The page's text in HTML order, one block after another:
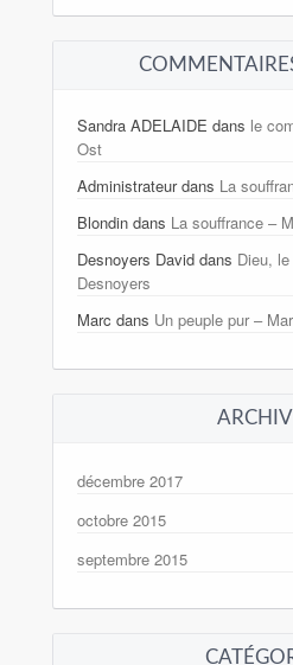
Sandra ADELAIDE dans le
Ost
Administrateurdans La
Blondin dans La souffrance –
Desnoyers David dans Dieu,
Desnoyers
Marc dans Un peuple pur –
décembre 2017
octobre 2015
septembre 2015